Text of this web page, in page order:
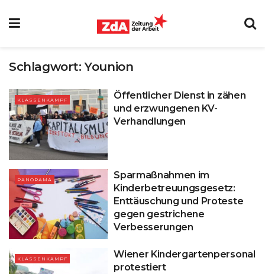
Schlagwort:Younion
KLASSENKAMPF
Öffentlicher Dienst in zähen
und erzwungenen KV-
Verhandlungen
PANORAMA
Sparmaßnahmen im
Kinderbetreuungsgesetz:
Enttäuschung und Proteste
gegen gestrichene
Verbesserungen
KLASSENKAMPF
Wiener Kindergartenpersonal
protestiert